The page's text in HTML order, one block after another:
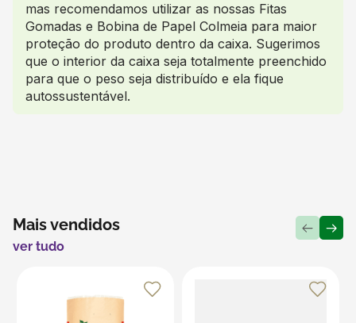
mas recomendamos utilizar as nossas Fitas
Gomadas e Bobina de Papel Colmeia para maior
proteção do produto dentro da caixa. Sugerimos
que o interior da caixa seja totalmente preenchido
para que o peso seja distribuído e ela fique
autossustentável.
Mais vendidos
ver tudo